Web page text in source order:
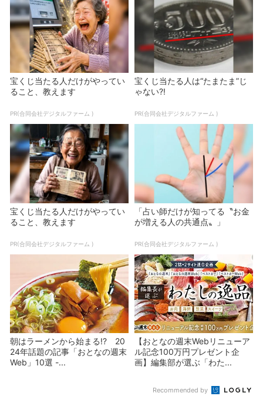
宝くじ当たる人だけがやってい
ること、教えます
PR(合同会社デジタルファーム )
宝くじ当たる人は“たまたま”じ
ゃない?!
PR(合同会社デジタルファーム )
宝くじ当たる人だけがやってい
ること、教えます
PR(合同会社デジタルファーム )
「占い師だけが知ってる〝お金
が増える人の共通点〟」
PR(合同会社デジタルファーム )
朝はラーメンから始まる!? 20
24年話題の記事「おとなの週末
Web」10選 -...
【おとなの週末Webリニューア
ル記念100万円プレゼント企
画】編集部が選ぶ「わた...
Recommended by